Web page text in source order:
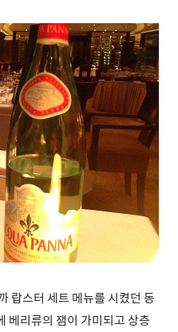
랍스터 세트 메뉴를 시켰던 동
베리류의 잼이 가미되고 상층